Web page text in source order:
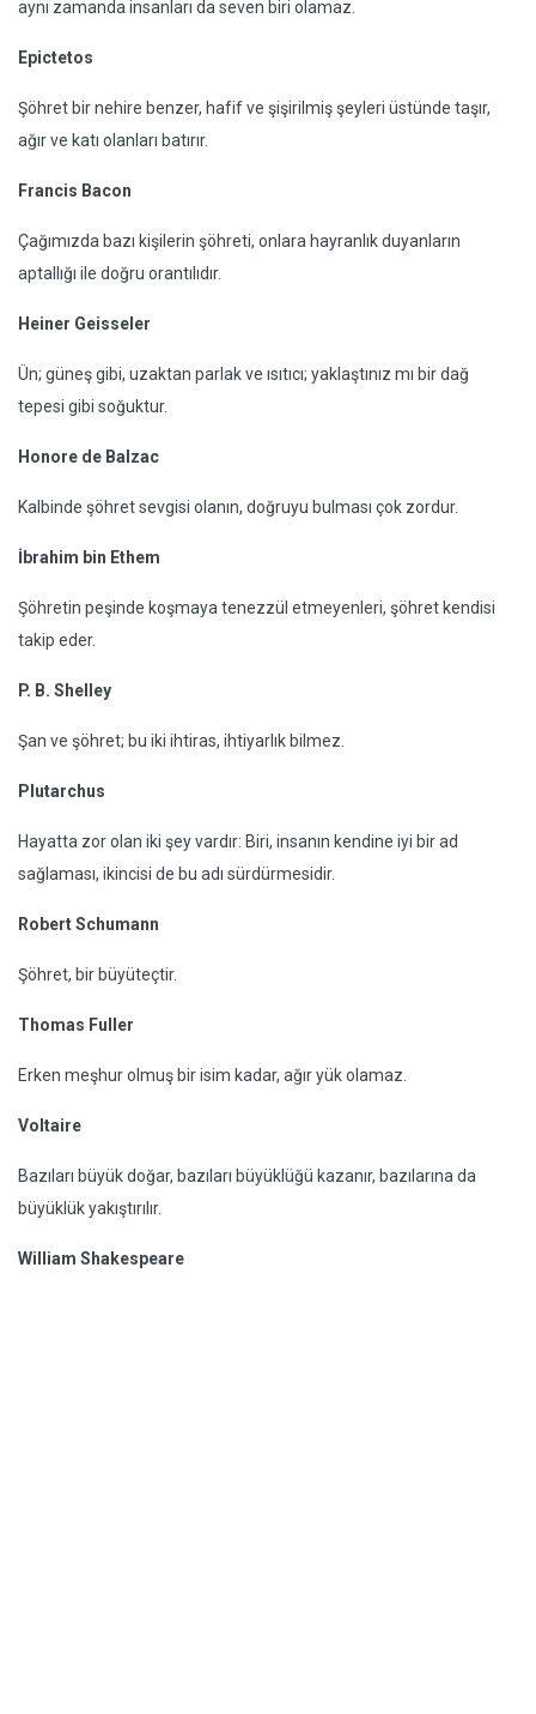
aynı zamanda insanları da seven biri olamaz.
Epictetos
Şöhret bir nehire benzer, hafif ve şişirilmiş şeyleri üstünde taşır,
ağır ve katı olanları batırır.
Francis Bacon
Çağımızda bazı kişilerin şöhreti, onlara hayranlık duyanların
aptallığı ile doğru orantılıdır.
Heiner Geisseler
Ün; güneş gibi, uzaktan parlak ve ısıtıcı; yaklaştınız mı bir dağ
tepesi gibi soğuktur.
Honore de Balzac
Kalbinde şöhret sevgisi olanın, doğruyu bulması çok zordur.
İbrahim bin Ethem
Şöhretin peşinde koşmaya tenezzül etmeyenleri, şöhret kendisi
takip eder.
P. B. Shelley
Şan ve şöhret; bu iki ihtiras, ihtiyarlık bilmez.
Plutarchus
Hayatta zor olan iki şey vardır: Biri, insanın kendine iyi bir ad
sağlaması, ikincisi de bu adı sürdürmesidir.
Robert Schumann
Şöhret, bir büyüteçtir.
Thomas Fuller
Erken meşhur olmuş bir isim kadar, ağır yük olamaz.
Voltaire
Bazıları büyük doğar, bazıları büyüklüğü kazanır, bazılarına da
büyüklük yakıştırılır.
William Shakespeare